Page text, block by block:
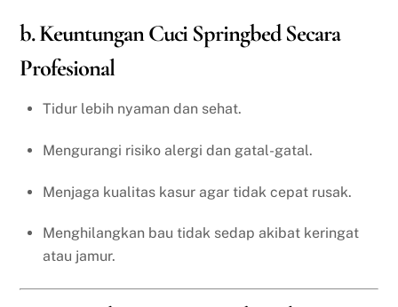
b. Keuntungan Cuci Springbed Secara
Profesional
Tidur lebih nyaman dan sehat.
Mengurangi risiko alergi dan gatal-gatal.
Menjaga kualitas kasur agar tidak cepat rusak.
Menghilangkan bau tidak sedap akibat keringat
atau jamur.